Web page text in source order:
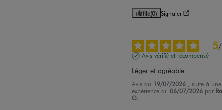
Utile(0) Signaler
5/
Avis vérifié et récompensé
Léger et agréable
Avis du 19/07/2026
, suite à une
expérience du06/07/2026 par
G.